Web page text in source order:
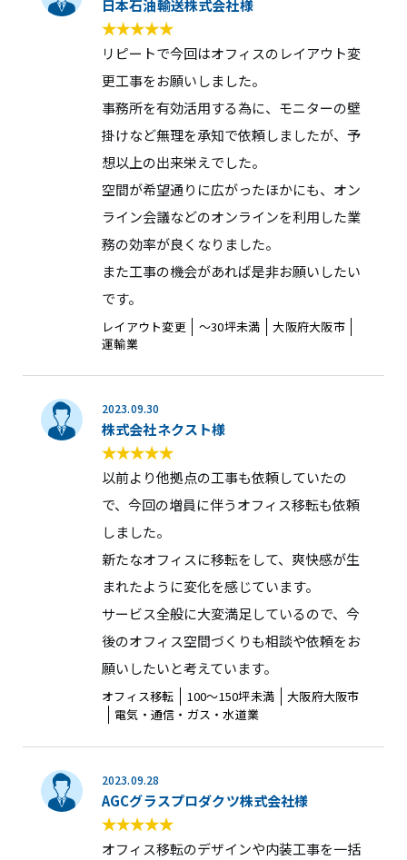
日本石油輸送株式会社様
リピートで今回はオフィスのレイアウト変
更工事をお願いしました。
事務所を有効活用する為に、モニターの壁
掛けなど無理を承知で依頼しましたが、予
想以上の出来栄えでした。
空間が希望通りに広がったほかにも、オン
ライン会議などのオンラインを利用した業
務の効率が良くなりました。
また工事の機会があれば是非お願いしたい
です。
レイアウト変更 〜30坪未満
大阪府大阪市
運輸業
2023.09.30
株式会社ネクスト様
以前より他拠点の工事も依頼していたの
で、今回の増員に伴うオフィス移転も依頼
しました。
新たなオフィスに移転をして、爽快感が生
まれたように変化を感じています。
サービス全般に大変満足しているので、今
後のオフィス空間づくりも相談や依頼をお
願いしたいと考えています。
オフィス移転 100〜150坪未満
大阪府大阪市
電気・通信・ガス・水道業
2023.09.28
AGCグラスプロダクツ株式会社様
オフィス移転のデザインや内装工事を一括